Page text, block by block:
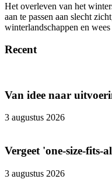
Het overleven van het
aan te passen aan slecht
winterlandschappen en
Recent
Van idee naar
3 augustus 2026
Vergeet 'one-size-
3 augustus 2026